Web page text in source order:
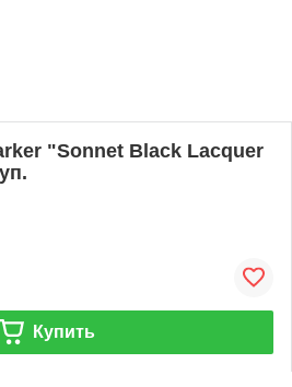
"Sonnet Black Lacquer
Купить